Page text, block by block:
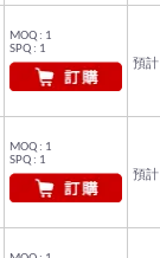
MOQ : 1
SPQ : 1
預計
MOQ : 1
SPQ : 1
預計